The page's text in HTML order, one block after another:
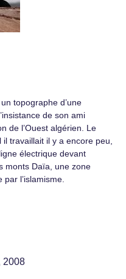
topographe d’une
de son ami
de l’Ouest algérien. Le
il travaillait il y a encore peu,
électrique devant
monts Daïa, une zone
l’islamisme.
2008